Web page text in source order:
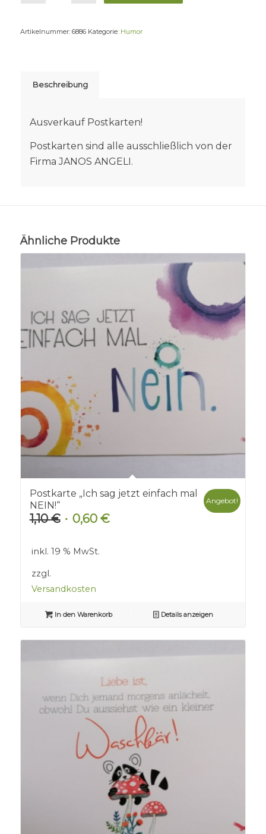
Artikelnummer: 6886 Kategorie: Humor
Beschreibung
Ausverkauf Postkarten!
Postkarten sind alle ausschließlich von der
Firma JANOS ANGELI.
Ähnliche Produkte
Postkarte „Ich sag jetzt einfach mal
NEIN!“
1,10€ Ursprünglicher
war:
0,60 €Aktueller
Angebot!
inkl. 19 % MwSt.
zzgl.
Versandkosten
In den Warenkorb Details anzeigen